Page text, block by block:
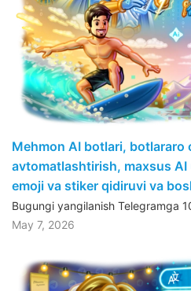
Mehmon AI botlari, botlararo
avtomatlashtirish, maxsus
emoji va stiker qidiruvi va
Bugungi yangilanish Telegramga
May 7, 2026